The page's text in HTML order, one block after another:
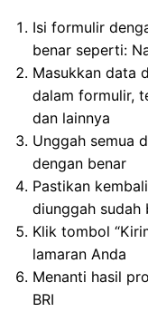
Isi formulir
benar seperti:
Masukkan data
dalam formulir,
dan lainnya
Unggah semua
dengan benar
Pastikan
diunggah sudah
Klik tombol
lamaran Anda
Menanti hasil
BRI